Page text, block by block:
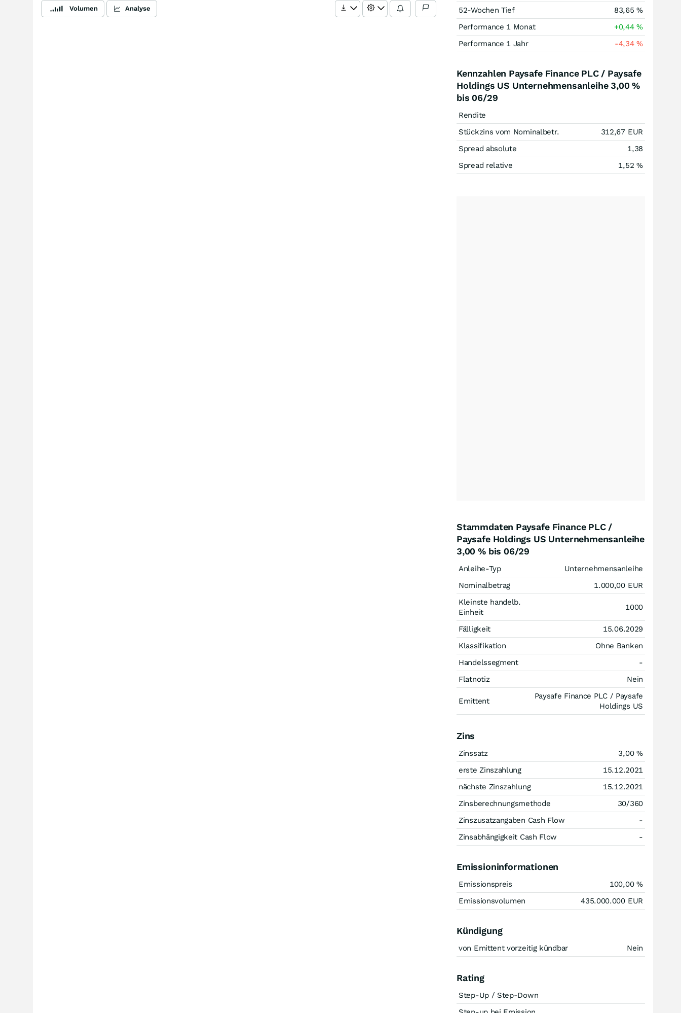
Volumen Analyse
52-Wochen Tief
83,65%
Performance 1 Monat
+0,44%
Performance 1 Jahr
-4,34%
Kennzahlen Paysafe Finance PLC / Paysafe
Holdings US Unternehmensanleihe 3,00 %
bis 06/29
Rendite
Stückzins vom Nominalbetr.
312,67 EUR
Spread absolute
1,38
Spread relative
1,52 %
Stammdaten Paysafe Finance PLC /
Paysafe Holdings US Unternehmensanleihe
3,00 % bis 06/29
Anleihe-Typ
Unternehmensanleihe
Nominalbetrag
1.000,00 EUR
Kleinste handelb.
Einheit
1000
Fälligkeit
15.06.2029
Klassifikation
Ohne Banken
Handelssegment
-
Flatnotiz
Nein
Emittent
Paysafe Finance PLC / Paysafe
Holdings US
Zins
Zinssatz 3,00 %
erste Zinszahlung
15.12.2021
nächste Zinszahlung
15.12.2021
Zinsberechnungsmethode
30/360
Zinszusatzangaben Cash Flow
-
Zinsabhängigkeit Cash Flow
-
Emissioninformationen
Emissionspreis 100,00 %
Emissionsvolumen
435.000.000 EUR
Kündigung
von Emittent vorzeitig kündbar Nein
Rating
Step-Up / Step-Down